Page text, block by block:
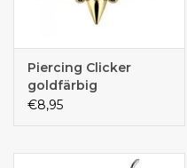
Piercing Clicker
goldfärbig
€8,95